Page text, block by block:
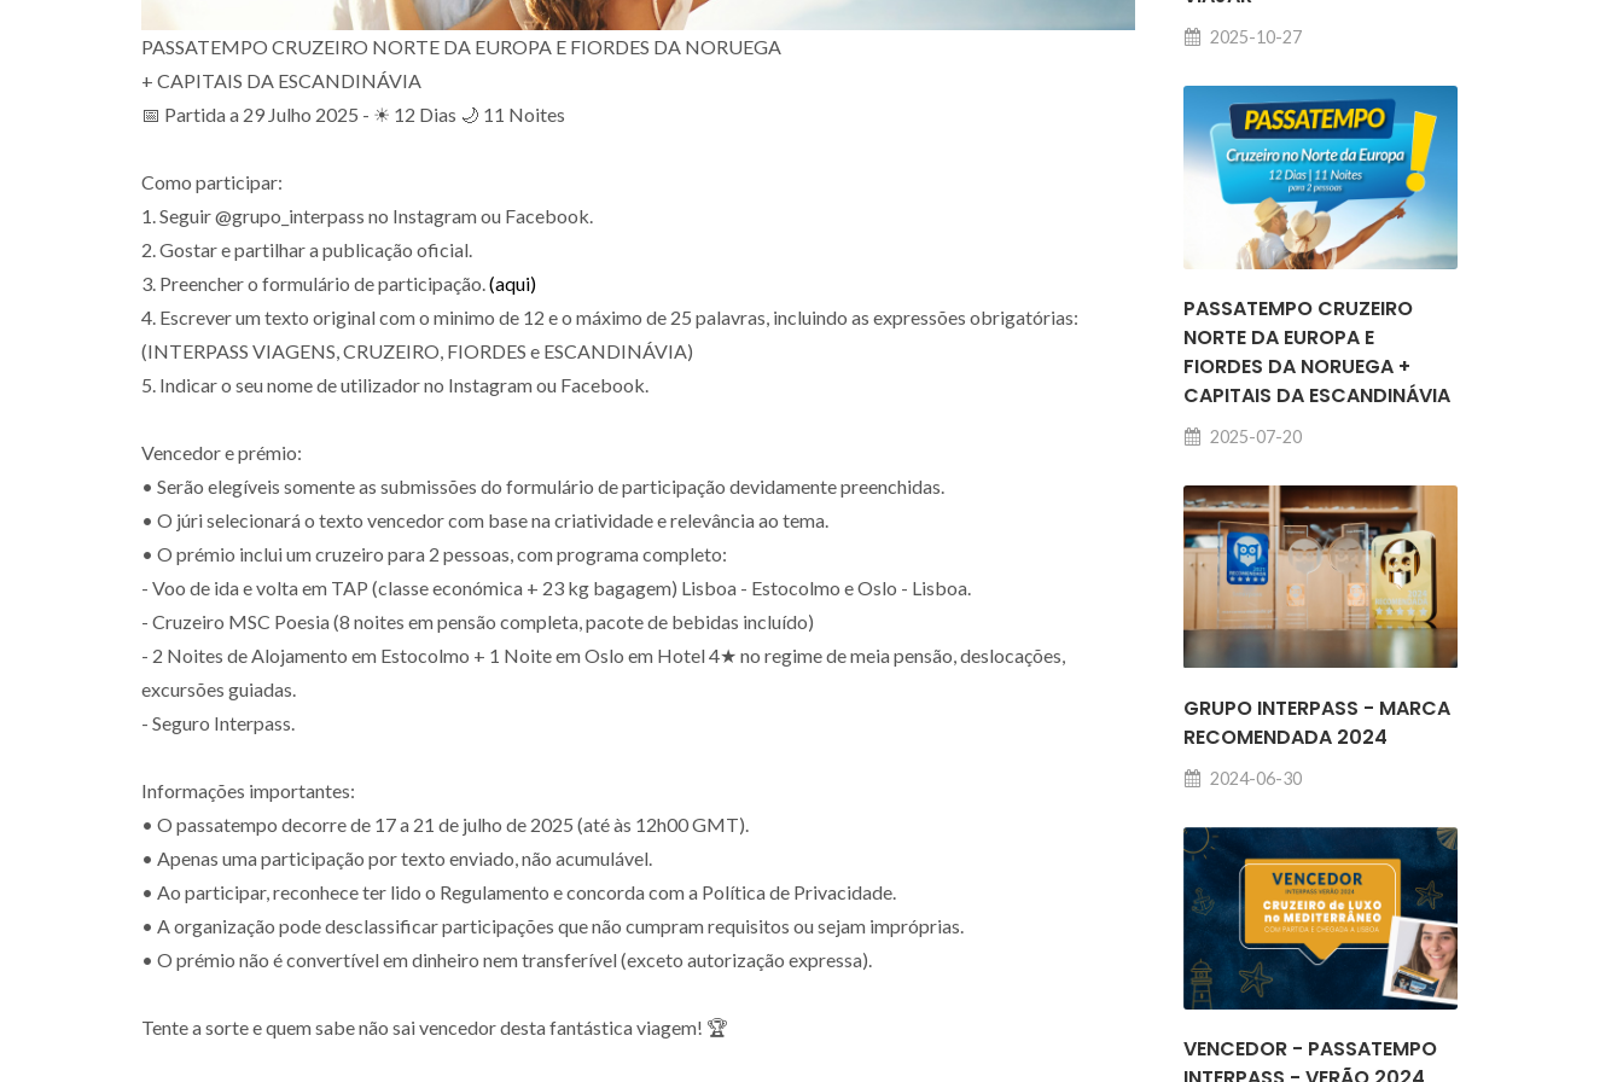
PASSATEMPO CRUZEIRO NORTE DA EUROPA E FIORDES DA NORUEGA
+ CAPITAIS DA ESCANDINÁVIA
📅 Partida a 29 Julho 2025 - ☀ 12 Dias 🌙 11 Noites
Como participar:
1. Seguir @grupo_interpass no Instagram ou Facebook.
2. Gostar e partilhar a publicação oficial.
3. Preencher o formulário de participação.(aqui)
4. Escrever um texto original com o minimo de 12 e o máximo de 25 palavras, incluindo as expressões obrigatórias:
(INTERPASS VIAGENS, CRUZEIRO, FIORDES e ESCANDINÁVIA)
5. Indicar o seu nome de utilizador no Instagram ou Facebook.
Vencedor e prémio:
• Serão elegíveis somente as submissões do formulário de participação devidamente preenchidas.
• O júri selecionará o texto vencedor com base na criatividade e relevância ao tema.
• O prémio inclui um cruzeiro para 2 pessoas, com programa completo:
- Voo de ida e volta em TAP (classe económica + 23 kg bagagem) Lisboa - Estocolmo e Oslo - Lisboa.
- Cruzeiro MSC Poesia (8 noites em pensão completa, pacote de bebidas incluído)
- 2 Noites de Alojamento em Estocolmo + 1 Noite em Oslo em Hotel 4★ no regime de meia pensão, deslocações,
excursões guiadas.
- Seguro Interpass.
Informações importantes:
• O passatempo decorre de 17 a 21 de julho de 2025 (até às 12h00 GMT).
• Apenas uma participação por texto enviado, não acumulável.
• Ao participar, reconhece ter lido o Regulamento e concorda com a Política de Privacidade.
• A organização pode desclassificar participações que não cumpram requisitos ou sejam impróprias.
• O prémio não é convertível em dinheiro nem transferível (exceto autorização expressa).
Tente a sorte e quem sabe não sai vencedor desta fantástica viagem! 🏆
2025-10-27
PASSATEMPO CRUZEIRO
NORTE DA EUROPA E
FIORDES DA NORUEGA +
CAPITAIS DA ESCANDINÁVIA
2025-07-20
GRUPO INTERPASS - MARCA
RECOMENDADA 2024
2024-06-30
VENCEDOR - PASSATEMPO